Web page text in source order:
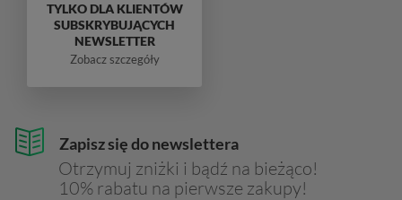
Zapisz się do newslettera
Otrzymuj zniżki i bądź na bieżąco!
10% rabatu na pierwsze zakupy!
TYLKO DLA KLIENTÓW
SUBSKRYBUJĄCYCH
NEWSLETTER
Zobacz szczegóły